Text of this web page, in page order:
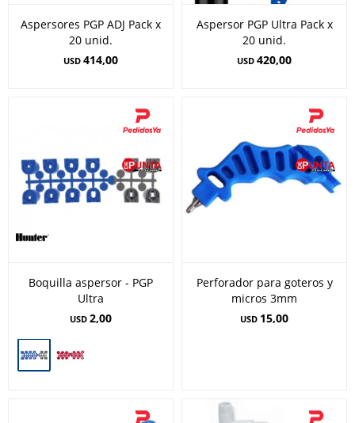
Aspersores PGP ADJ Pack x
20 unid.
USD 414,00
Aspersor PGP Ultra Pack x
20 unid.
USD 420,00
Boquilla aspersor - PGP
Ultra
USD 2,00
Perforador para goteros y
micros 3mm
USD 15,00